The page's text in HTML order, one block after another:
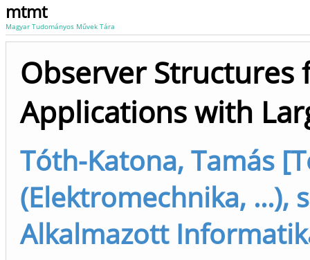
mtmt
Magyar Tudományos Művek Tára
Observer Structures
Applications with
Tóth-Katona, Tamás
(Elektromechnika, ...),
Alkalmazott